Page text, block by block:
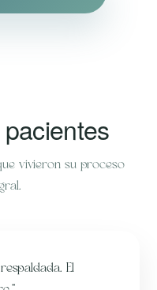
vivieron su proceso
El